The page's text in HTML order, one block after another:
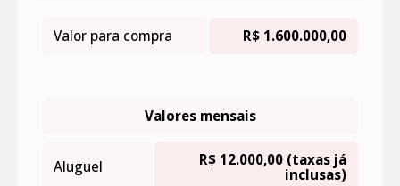
Valor para compra R$ 1.600.000,00
Valores mensais
Aluguel
R$ 12.000,00 (taxas já
inclusas)